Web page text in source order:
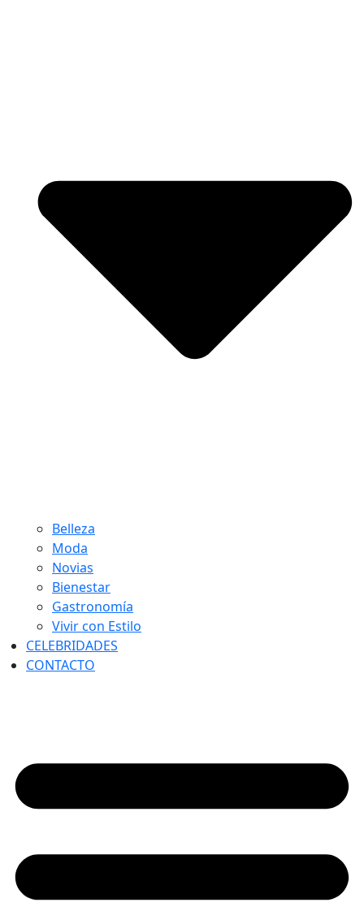
Belleza
Moda
Novias
Bienestar
Gastronomía
Vivir con Estilo
CELEBRIDADES
CONTACTO